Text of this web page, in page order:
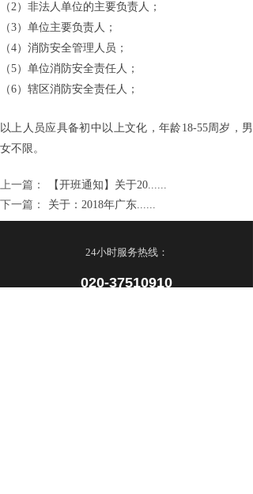
（2）非法人单位的主要负责人；
（3）单位主要负责人；
（4）消防安全管理人员；
（5）单位消防安全责任人；
（6）辖区消防安全责任人；
以上人员应具备初中以上文化，年龄18-55周岁，男
女不限。
上一篇：
【开班通知】关于20......
下一篇：
关于：2018年广东......
24小时服务热线：
020-37510910